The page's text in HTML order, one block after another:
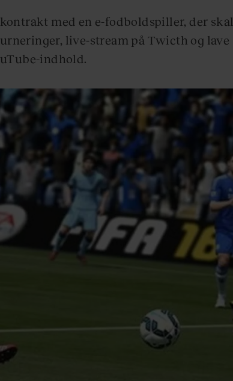
med en e-fodboldspiller, der skal
live-stream på Twicth og lave
indhold.